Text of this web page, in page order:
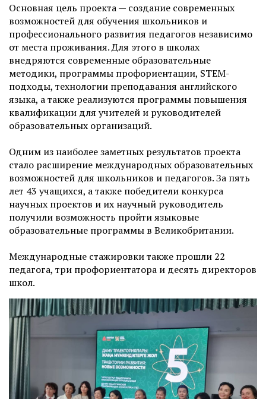
Основная цель проекта — создание современных
возможностей для обучения школьников и
профессионального развития педагогов независимо
от места проживания. Для этого в школах
внедряются современные образовательные
методики, программы профориентации, STEM-
подходы, технологии преподавания английского
языка, а также реализуются программы повышения
квалификации для учителей и руководителей
образовательных организаций.
Одним из наиболее заметных результатов проекта
стало расширение международных образовательных
возможностей для школьников и педагогов. За пять
лет 43 учащихся, а также победители конкурса
научных проектов и их научный руководитель
получили возможность пройти языковые
образовательные программы в Великобритании.
Международные стажировки также прошли 22
педагога, три профориентатора и десять директоров
школ.